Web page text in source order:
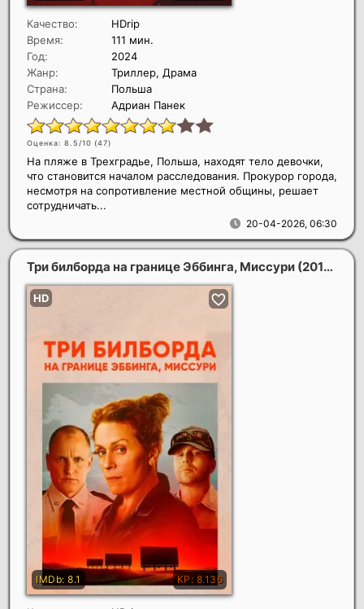
Качество:
HDrip
Время:
111 мин.
Год:
2024
Жанр:
Триллер, Драма
Страна:
Польша
Режиссер:
Адриан Панек
Оценка: 8.5/10 (47)
20-04-2026, 06:30
На пляже в Трехградье, Польша, находят тело девочки,
что становится началом расследования. Прокурор города,
несмотря на сопротивление местной общины, решает
сотрудничать...
Три билборда на границе Эббинга, Миссури (2018)